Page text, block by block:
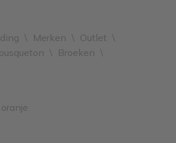
\ Merken \ Outlet \
\ Broeken \